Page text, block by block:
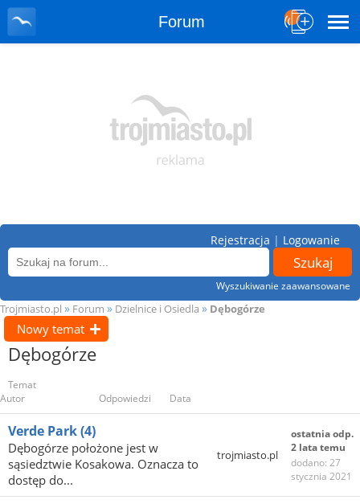
Forum
Wyszukiwanie zaawansowane
Rejestracja | Logowanie
Trojmiasto.pl » Forum » Dzielnice i Osiedla » Dębogórze
Nowy temat
Dębogórze
Temat
Autor
Odpowiedzi Data
Verde Park(4)
Dębogórze położone jest w
sąsiedztwie Kosakowa. Oznacza to
dostęp do...
trojmiasto.pl
ostatnia odp.
2 lata temu
dodano: 27
stycznia 2021